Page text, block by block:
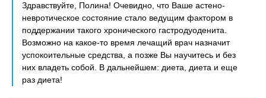
Здравствуйте, Полина! Очевидно, что Ваше астено-
невротическое состояние стало ведущим фактором в
поддержании такого хронического гастродуоденита.
Возможно на какое-то время лечащий врач назначит
успокоительные средства, а позже Вы научитесь и без
них владеть собой. В дальнейшем: диета, диета и еще
раз диета!